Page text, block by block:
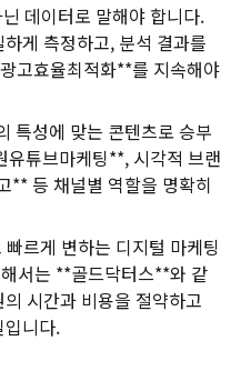
데이터로 말해야 합니다.
게 측정하고, 분석 결과를
고효율최적화**를 지속해야
특성에 맞는 콘텐츠로 승부
튜브마케팅**, 시각적 브랜
** 등 채널별 역할을 명확히
빠르게 변하는 디지털 마케팅
서는 **골드닥터스**와 같
시간과 비용을 절약하고
니다.